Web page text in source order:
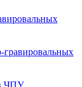
гравировальных
ЧПУ